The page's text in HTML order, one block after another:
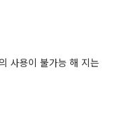
사용이 불가능 해 지는